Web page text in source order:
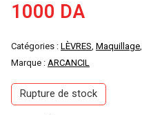
1000 DA
Catégories : LÈVRES, Maquillage,
Marque : ARCANCIL
Rupture de stock